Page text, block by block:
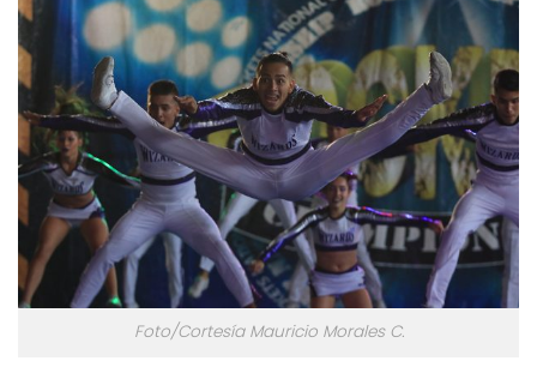
Foto/Cortesía Mauricio Morales C.